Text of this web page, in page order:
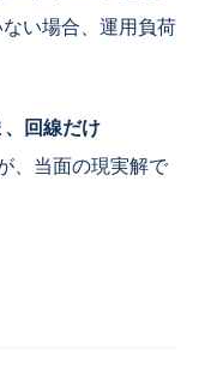
い場合、運用負荷
、回線だけ
、当面の現実解で